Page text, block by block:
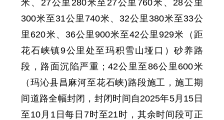
米、 27公里 280米至 27公里 760米、 28公里
300米至31公里 740米、 32公里380米至33公
里 620米、 36公里900米至42公里929米（距
花石峡镇9公里处至玛积雪山垭口）砂养路
段 ， 路面沉陷严重；42公里至86公里 600米
（玛沁县昌麻河至花石峡)路段施工，施工期
间道路全幅封闭，封闭时间自 2025年5月15日
至10月1日每日7时至21时 ，其余时间段可正